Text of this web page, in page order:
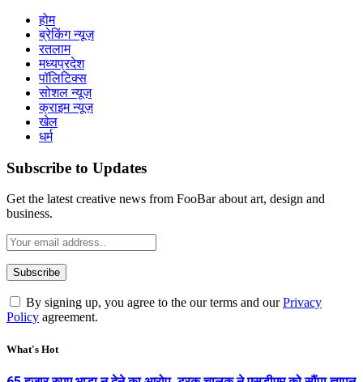
होम
ब्रेकिंग न्यूज़
रतलाम
मध्यप्रदेश
पॉलिटिक्स
सोशल न्यूज़
क्राइम न्यूज़
खेल
धर्म
Subscribe to Updates
Get the latest creative news from FooBar about art, design and
business.
By signing up, you agree to the our terms and ourPrivacy
Policy agreement.
What's Hot